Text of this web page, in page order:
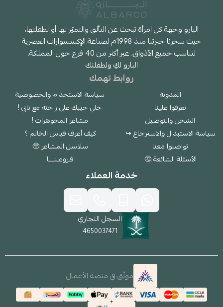
البارو وجهة كل امرأة تبحث عن التألق والتميّز لها أو لطفلتها،
حيث سخرنا خبرتنا منذ 1998م لصناعة الإكسسوارات العصرية
لتناسب جميع الأذواق، عبر أكثر من 40 فرع حول المملكة.
البارو لكِ ولطفلتك
روابط تهمك
المدونة
تعرفوا علينا
الشحن والتوصيل
سياسة الاستبدال والاسترجاع ↪
تواصلوا معنا
الأسئلة الشائعة 🤔
سياسة الاستخدام والخصوصية
خلي جيبك على راحته مع تابي !
مشاعر المجوهرات !
كيف أعرف قياس الخاتم ؟
سلاسل المشاعر 🥺
فـروعـنــــا
خدمة العملاء
السجل التجاري
4650037471
موثّق في منصة الأعمال